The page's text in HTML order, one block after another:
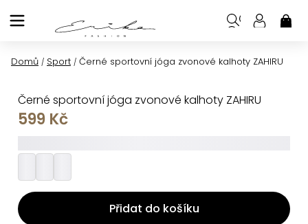
na
Domů / Sport / Černé sportovní jóga zvonové kalhoty ZAHIRU
Černé sportovní jóga zvonové kalhoty ZAHIRU
599 Kč
Přidat do košíku